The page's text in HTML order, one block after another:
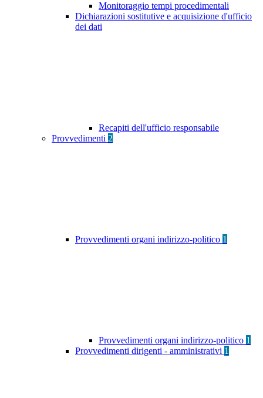
Monitoraggio tempi procedimentali
Dichiarazioni sostitutive e acquisizione d'ufficio
dei dati
Recapiti dell'ufficio responsabile
Provvedimenti 2
Provvedimenti organi indirizzo-politico 1
Provvedimenti organi indirizzo-politico 1
Provvedimenti dirigenti - amministrativi 1